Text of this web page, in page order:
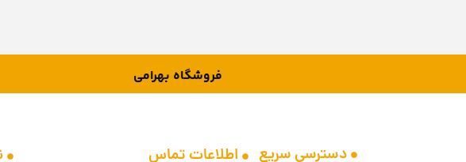
فروشگاه بهرامی
دسترسی سریع اطلاعات تماس